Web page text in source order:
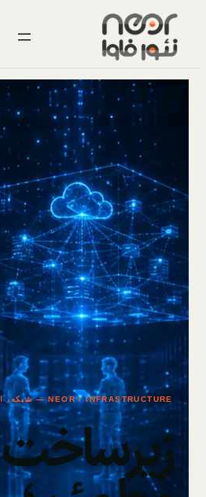
NEOR / INFRASTRUCTURE — شبکه، امنیت، ابر و عملیات
زیرساخت